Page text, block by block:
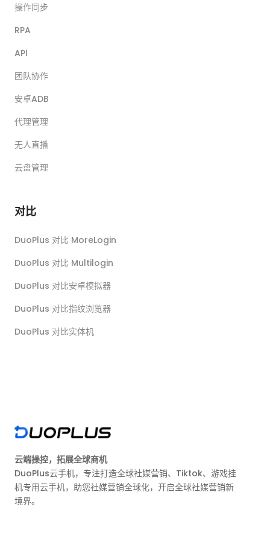
操作同步
RPA
API
团队协作
安卓ADB
代理管理
无人直播
云盘管理
对比
DuoPlus 对比 MoreLogin
DuoPlus 对比 Multilogin
DuoPlus 对比安卓模拟器
DuoPlus 对比指纹浏览器
DuoPlus 对比实体机
云端操控，拓展全球商机
DuoPlus云手机，专注打造全球社媒营销、Tiktok、游戏挂
机专用云手机，助您社媒营销全球化，开启全球社媒营销新
境界。